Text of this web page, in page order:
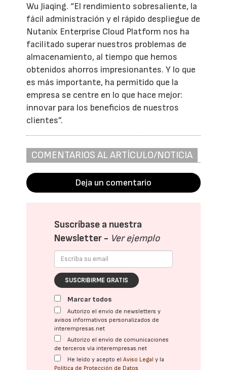
Wu Jiaqing. “El rendimiento sobresaliente, la
fácil administración y el rápido despliegue de
Nutanix Enterprise Cloud Platform nos ha
facilitado superar nuestros problemas de
almacenamiento, al tiempo que hemos
obtenidos ahorros impresionantes. Y lo que
es más importante, ha permitido que la
empresa se centre en lo que hace mejor:
innovar para los beneficios de nuestros
clientes”.
COMENTARIOS AL ARTÍCULO/NOTICIA
Deja un comentario
Suscríbase a nuestra
Newsletter - Ver ejemplo
SUSCRIBIRME GRATIS
Marcar todos
Autorizo el envío de newsletters y
avisos informativos personalizados de
interempresas.net
Autorizo el envío de comunicaciones
de terceros vía interempresas.net
He leído y acepto elAviso Legal y la
Política de Protección de Datos